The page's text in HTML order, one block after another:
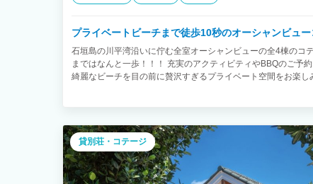
プライベートビーチまで徒歩10秒のオーシャンビュー
石垣島の川平湾沿いに佇む全室オーシャンビューの全4棟のコ
まではなんと一歩！！！ 充実のアクティビティやBBQのご予
綺麗なビーチを目の前に贅沢すぎるプライベート空間をお楽し
貸別荘・コテージ